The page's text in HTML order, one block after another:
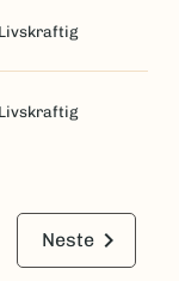
livskraftig
livskraftig
Neste keyboard_arrow_right